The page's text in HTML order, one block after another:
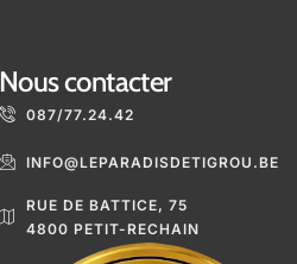
Nous contacter
087/77.24.42
INFO@LEPARADISDETIGROU.BE
RUE DE BATTICE, 75
4800 PETIT-RECHAIN